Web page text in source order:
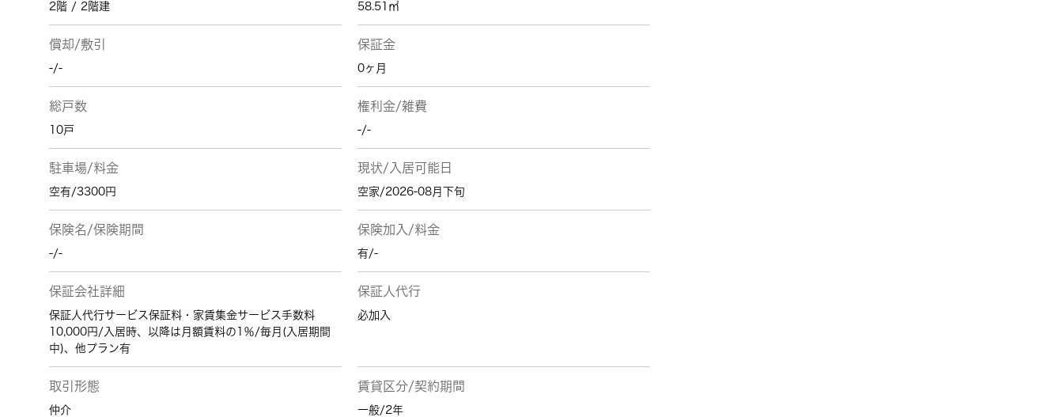
2階 / 2階建 58.51㎡
償却/敷引
-/-
保証金
0ヶ月
総戸数
10戸
権利金/雑費
-/-
駐車場/料金
空有/3300円
現状/入居可能日
空家/2026-08月下旬
保険名/保険期間
-/-
保険加入/料金
有/-
保証会社詳細
保証人代行サービス保証料・家賃集金サービス手数料
10,000円/入居時、以降は月額賃料の1％/毎月(入居期間
中)、他プラン有
保証人代行
必加入
取引形態
仲介
賃貸区分/契約期間
一般/2年